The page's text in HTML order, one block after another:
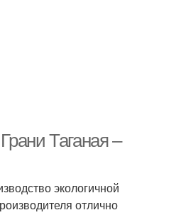
Таганая –
экологичной
отлично